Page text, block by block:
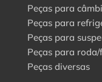
Peças para
Peças para
Peças para
Peças para
Peças diversas